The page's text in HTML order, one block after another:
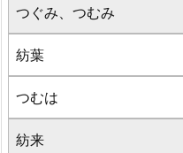
つぐみ、つむみ
紡葉
つむは
紡来